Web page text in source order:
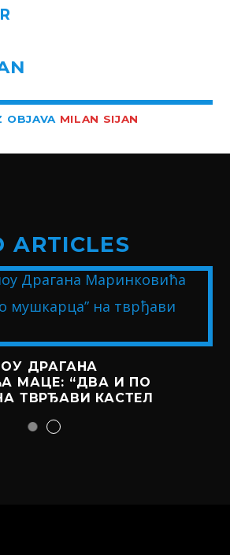
OBJAVA MILAN SIJAN
ARTICLES
ДРАГАНА
МАЦЕ: “ДВА И ПО
ТВРЂАВИ КАСТЕЛ